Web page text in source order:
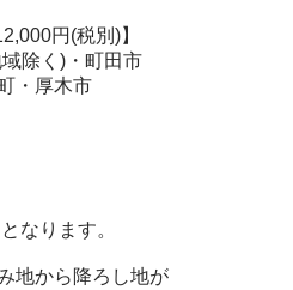
円(税別)】
除く)・町田市
・厚木市
なります。
地から降ろし地が